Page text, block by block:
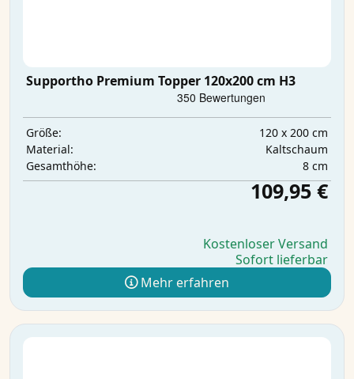
Supportho Premium Topper 120x200 cm H3
Größe:
120 x 200 cm
Material:
Kaltschaum
Gesamthöhe:
8 cm
109,95 €
Kostenloser Versand
Sofort lieferbar
Mehr erfahren